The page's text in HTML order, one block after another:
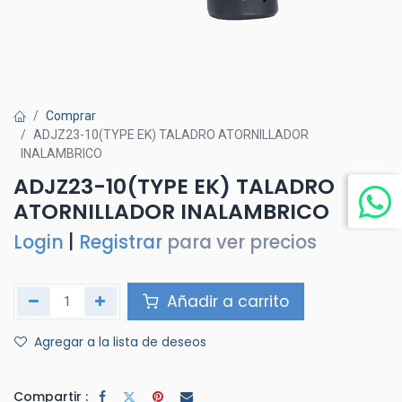
Comprar
ADJZ23-10(TYPE EK) TALADRO ATORNILLADOR
INALAMBRICO
ADJZ23-10(TYPE EK) TALADRO
ATORNILLADOR INALAMBRICO
Login Registrar para ver precios
Añadir a carrito
Agregar a la lista de deseos
Compartir :